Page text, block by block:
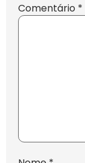
Comentário *